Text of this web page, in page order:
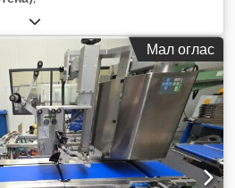
Мал оглас